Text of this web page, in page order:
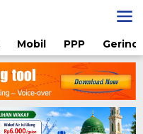
Mobil PPP